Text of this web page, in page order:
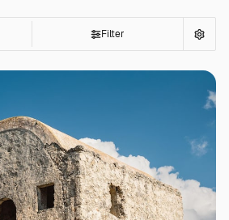
Filter